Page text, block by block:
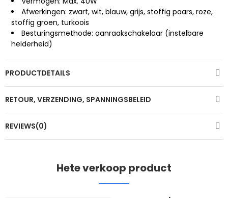
Afwerkingen: zwart, wit, blauw, grijs, stoffig paars, roze,
stoffig groen, turkoois
Besturingsmethode: aanraakschakelaar (instelbare
helderheid)
PRODUCTDETAILS
RETOUR, VERZENDING, SPANNINGSBELEID
REVIEWS(0)
Hete verkoop product